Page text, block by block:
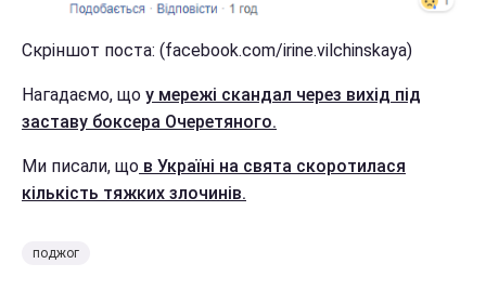
Скріншот поста: (facebook.com/irine.vilchinskaya)
Нагадаємо, що у мережі скандал через вихід під
заставу боксера Очеретяного.
Ми писали, що в Україні на свята скоротилася
кількість тяжких злочинів.
поджог